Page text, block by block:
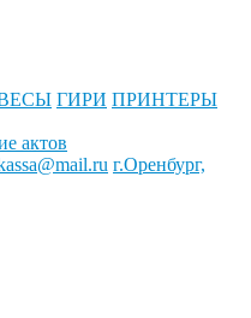
ГИРИ ПРИНТЕРЫ
актов
г.Оренбург,